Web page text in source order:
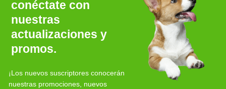
conéctate con
nuestras
actualizaciones y
promos.
¡Los nuevos suscriptores conocerán
nuestras promociones, nuevos